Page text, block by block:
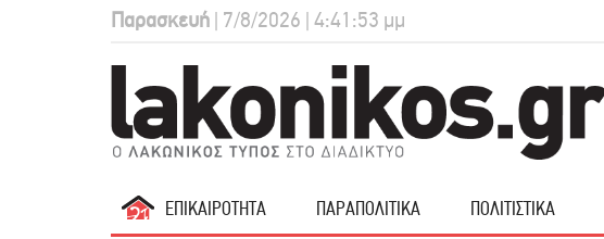
Παρασκευή | 7/8/2026 | 4:41:54 μμ
ΕΠΙΚΑΙΡΟΤΗΤΑ ΠΑΡΑΠΟΛΙΤΙΚΑ ΠΟΛΙΤΙΣΤΙΚΑ